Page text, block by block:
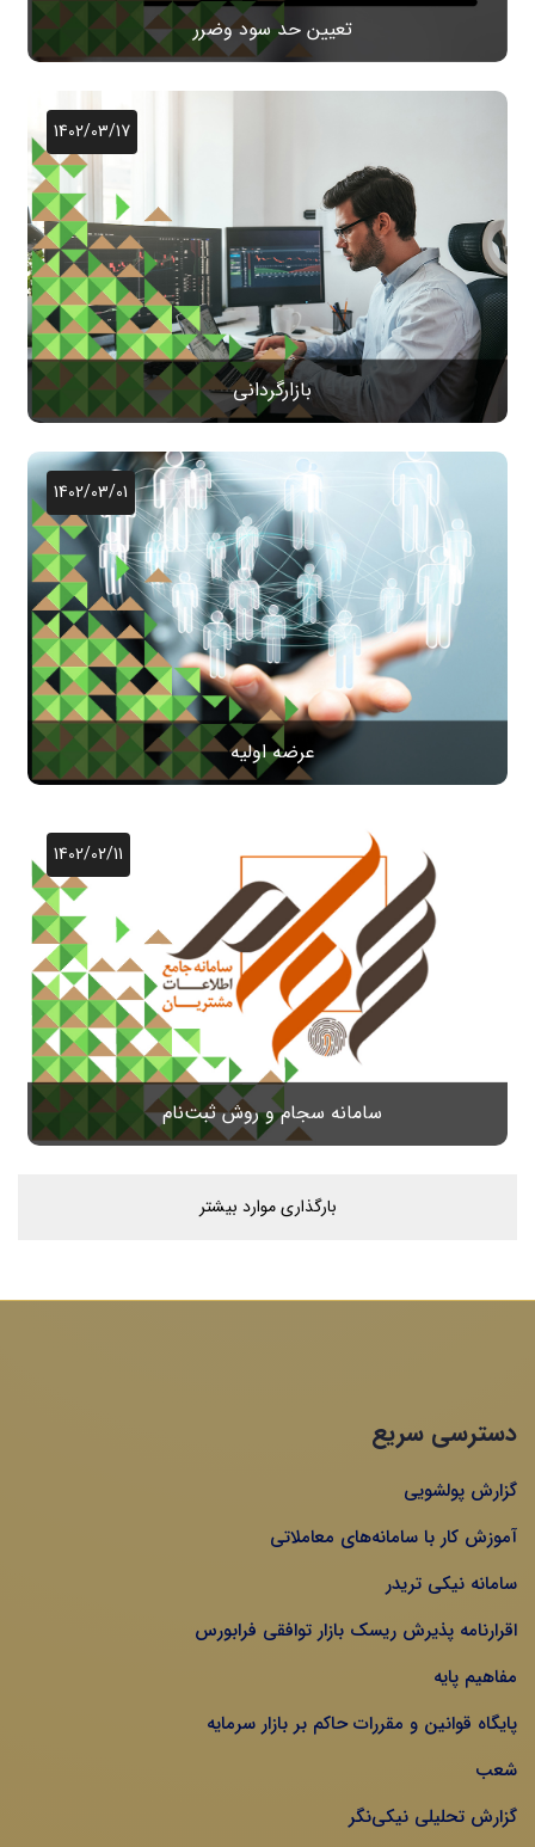
تعیین حد سود وضرر
1402/03/17
بازارگردانی
1402/03/01
عرضه اولیه
1402/02/11
سامانه سجام و روش ثبت‌نام
بارگذاری موارد بیشتر
دسترسی سریع
گزارش پولشویی
آموزش کار با سامانه‌های معاملاتی
سامانه نیکی تریدر
اقرارنامه پذیرش ریسک بازار توافقی فرابورس
مفاهیم پایه
پایگاه قوانین و مقررات حاکم بر بازار سرمایه
شعب
گزارش تحلیلی نیکی‌نگر